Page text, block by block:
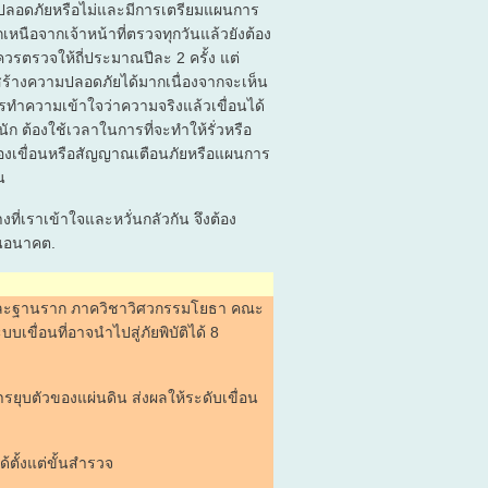
อดภัยหรือไม่และมีการเตรียมแผนการ
นือจากเจ้าหน้าที่ตรวจทุกวันแล้วยังต้อง
รตรวจให้ถี่ประมาณปีละ 2 ครั้ง แต่
งความปลอดภัยได้มากเนื่องจากจะเห็น
ความเข้าใจว่าความจริงแล้วเขื่อนได้
ต้องใช้เวลาในการที่จะทำให้รั่วหรือ
เขื่อนหรือสัญญาณเตือนภัยหรือแผนการ
เราเข้าใจและหวั่นกลัวกัน จึงต้อง
นาคต.
านราก ภาควิชาวิศวกรรมโยธา คณะ
บเขื่อนที่อาจนำไปสู่ภัยพิบัติได้ 8
รยุบตัวของแผ่นดิน ส่งผลให้ระดับเขื่อน
ตั้งแต่ขั้นสำรวจ